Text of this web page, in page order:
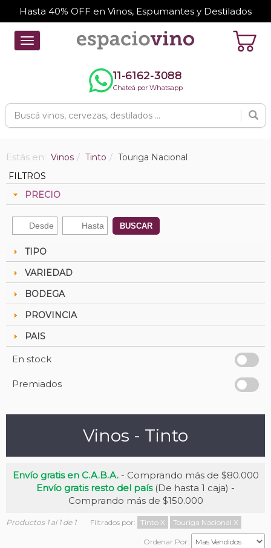
Hasta 40% OFF en Vinos, Espumantes y Destilados
Toggle
navigation
11-6162-3088
Chateá por Whatsapp
Estás en: Vinos Tinto
Touriga Nacional
FILTROS
PRECIO
BUSCAR
TIPO
VARIEDAD
BODEGA
PROVINCIA
PAIS
En stock
Premiados
Vinos - Tinto
Envío gratis en C.A.B.A.- Comprando más de $80.000
Envío gratis resto del país(De hasta 1 caja) -
Comprando más de $150.000
Productos 1 al 1 de 1 Filtrados por: Tinto X Touriga Nacional X
Ordenar Por: